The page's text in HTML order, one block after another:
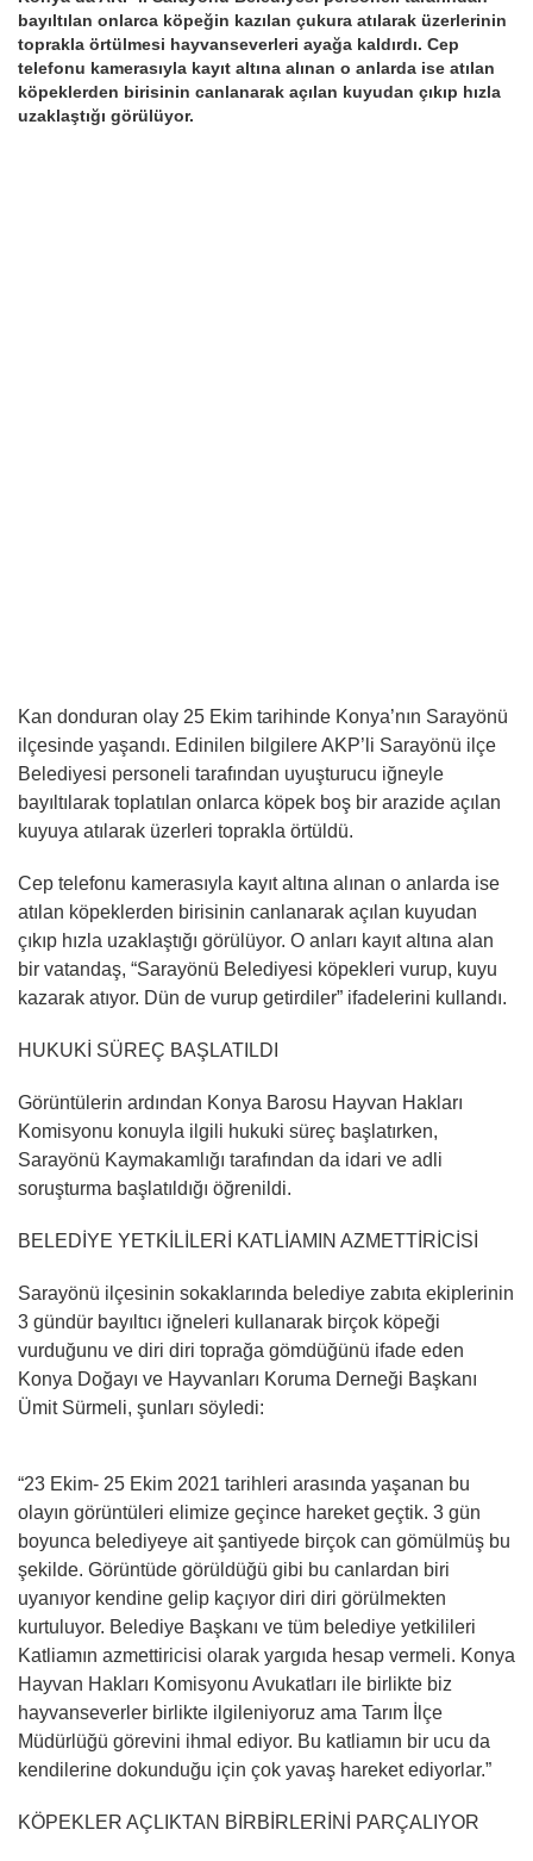
bayıltılan onlarca köpeğin kazılan çukura atılarak üzerlerinin
toprakla örtülmesi hayvanseverleri ayağa kaldırdı. Cep
telefonu kamerasıyla kayıt altına alınan o anlarda ise atılan
köpeklerden birisinin canlanarak açılan kuyudan çıkıp hızla
uzaklaştığı görülüyor.
Kan donduran olay 25 Ekim tarihinde Konya’nın Sarayönü
ilçesinde yaşandı. Edinilen bilgilere AKP’li Sarayönü ilçe
Belediyesi personeli tarafından uyuşturucu iğneyle
bayıltılarak toplatılan onlarca köpek boş bir arazide açılan
kuyuya atılarak üzerleri toprakla örtüldü.
Cep telefonu kamerasıyla kayıt altına alınan o anlarda ise
atılan köpeklerden birisinin canlanarak açılan kuyudan
çıkıp hızla uzaklaştığı görülüyor. O anları kayıt altına alan
bir vatandaş, “Sarayönü Belediyesi köpekleri vurup, kuyu
kazarak atıyor. Dün de vurup getirdiler” ifadelerini kullandı.
HUKUKİ SÜREÇ BAŞLATILDI
Görüntülerin ardından Konya Barosu Hayvan Hakları
Komisyonu konuyla ilgili hukuki süreç başlatırken,
Sarayönü Kaymakamlığı tarafından da idari ve adli
soruşturma başlatıldığı öğrenildi.
BELEDİYE YETKİLİLERİ KATLİAMIN AZMETTİRİCİSİ
Sarayönü ilçesinin sokaklarında belediye zabıta ekiplerinin
3 gündür bayıltıcı iğneleri kullanarak birçok köpeği
vurduğunu ve diri diri toprağa gömdüğünü ifade eden
Konya Doğayı ve Hayvanları Koruma Derneği Başkanı
Ümit Sürmeli, şunları söyledi:
“23 Ekim- 25 Ekim 2021 tarihleri arasında yaşanan bu
olayın görüntüleri elimize geçince hareket geçtik. 3 gün
boyunca belediyeye ait şantiyede birçok can gömülmüş bu
şekilde. Görüntüde görüldüğü gibi bu canlardan biri
uyanıyor kendine gelip kaçıyor diri diri görülmekten
kurtuluyor. Belediye Başkanı ve tüm belediye yetkilileri
Katliamın azmettiricisi olarak yargıda hesap vermeli. Konya
Hayvan Hakları Komisyonu Avukatları ile birlikte biz
hayvanseverler birlikte ilgileniyoruz ama Tarım İlçe
Müdürlüğü görevini ihmal ediyor. Bu katliamın bir ucu da
kendilerine dokunduğu için çok yavaş hareket ediyorlar.”
KÖPEKLER AÇLIKTAN BİRBİRLERİNİ PARÇALIYOR